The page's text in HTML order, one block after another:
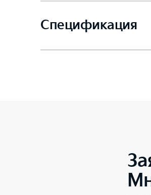
Спецификация